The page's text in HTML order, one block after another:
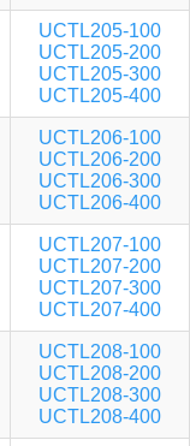
UCTL205-100
UCTL205-200
UCTL205-300
UCTL205-400
UCTL206-100
UCTL206-200
UCTL206-300
UCTL206-400
UCTL207-100
UCTL207-200
UCTL207-300
UCTL207-400
UCTL208-100
UCTL208-200
UCTL208-300
UCTL208-400